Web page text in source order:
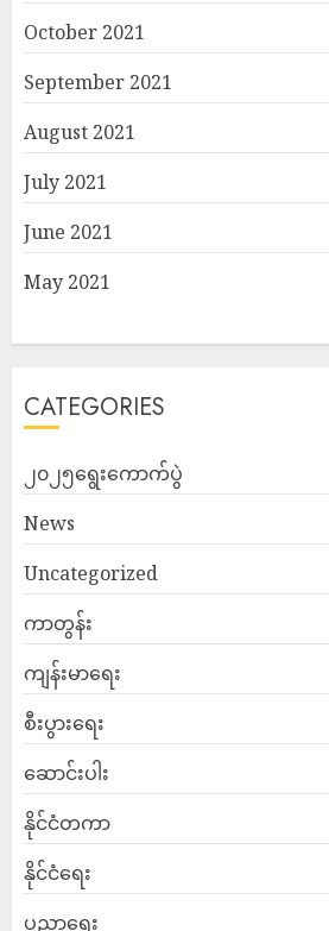
October 2021
September 2021
August 2021
July 2021
June 2021
May 2021
CATEGORIES
၂၀၂၅ရွေးကောက်ပွဲ
News
Uncategorized
ကာတွန်း
ကျန်းမာရေး
စီးပွားရေး
ဆောင်းပါး
နိုင်ငံတကာ
နိုင်ငံရေး
ပညာရေး